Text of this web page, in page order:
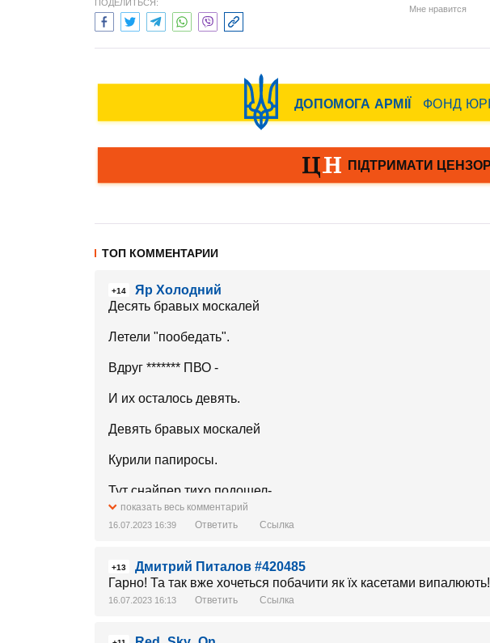
ПОДЕЛИТЬСЯ:
Мне нравится
ТОП КОММЕНТАРИИ
+14
Яр Холодний
Десять бравых москалей
Летели "пообедать".
Вдруг ******* ПВО -
И их осталось девять.
Девять бравых москалей
Курили папиросы.
Тут снайпер тихо подошел-
И вот их только восемь.
Поспать легла затем.
показать весь комментарий
16.07.2023 16:39 Ответить Ссылка
+13
Дмитрий Питалов #420485
Гарно! Та так вже хочеться побачити як їх касетами випалюють!
16.07.2023 16:13 Ответить Ссылка